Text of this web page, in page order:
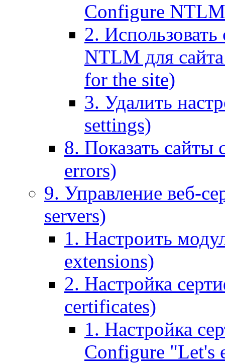
Configure
2.
NTLM для
for the site)
3. Удалить
settings)
8. Показать
errors)
9. Управление веб-
servers)
1. Настроить
extensions)
2. Настройка
certificates)
1. Настройка
Configure "Let's